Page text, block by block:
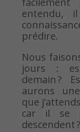
entendu,
prédire.
Nous
jours :
demain ?
aurons
que
car il se
descendent ?